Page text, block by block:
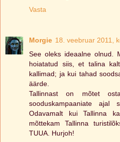
Vasta
Morgie 18. veebruar 2011,
See oleks ideaalne olnud.
hoiatatud siis, et talina
kallimad; ja kui tahad
äärde.
Tallinnast on mõtet
sooduskampaaniate ajal
Odavamalt kui Tallinna
mõttekam Tallinna
TUUA. Hurjoh!